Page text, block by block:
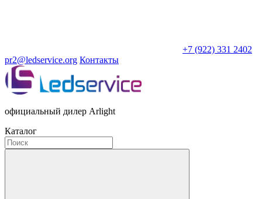
+7 (922) 331 2402
pr2@ledservice.org Контакты
официальный дилер Arlight
Каталог